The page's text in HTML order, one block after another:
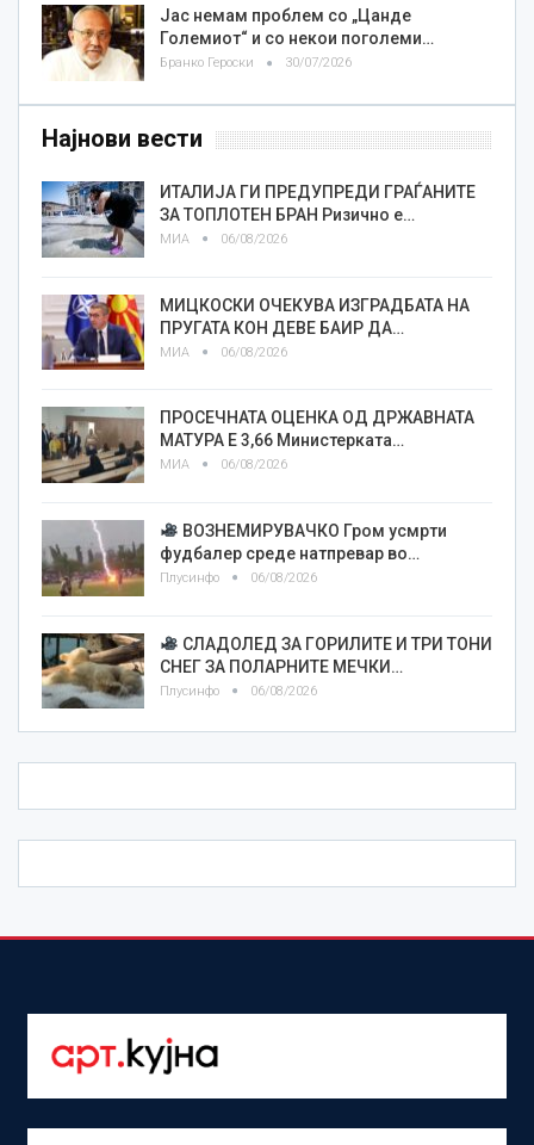
Јас немам проблем со „Цанде
Големиот“ и со некои поголеми…
Бранко Героски 30/07/2026
Најнови вести
ИТАЛИЈА ГИ ПРЕДУПРЕДИ ГРАЃАНИТЕ
ЗА ТОПЛОТЕН БРАН Ризично е…
МИА 06/08/2026
МИЦКОСКИ ОЧЕКУВА ИЗГРАДБАТА НА
ПРУГАТА КОН ДЕВЕ БАИР ДА…
МИА 06/08/2026
ПРОСЕЧНАТА ОЦЕНКА ОД ДРЖАВНАТА
МАТУРА Е 3,66 Министерката…
МИА 06/08/2026
ВОЗНЕМИРУВАЧКО Гром усмрти
фудбалер среде натпревар во…
Плусинфо 06/08/2026
СЛАДОЛЕД ЗА ГОРИЛИТЕ И ТРИ ТОНИ
СНЕГ ЗА ПОЛАРНИТЕ МЕЧКИ…
Плусинфо 06/08/2026